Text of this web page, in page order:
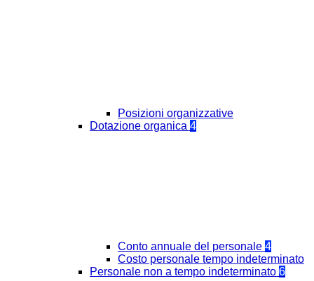
Posizioni organizzative
Dotazione organica 4
Conto annuale del personale 4
Costo personale tempo indeterminato
Personale non a tempo indeterminato 6